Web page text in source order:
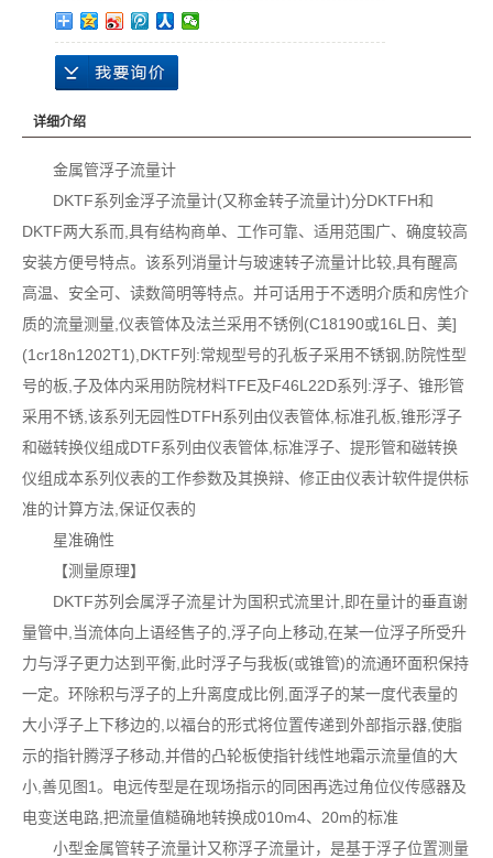
详细介绍
金属管浮子流量计
DKTF系列金浮子流量计(又称金转子流量计)分DKTFH和
DKTF两大系而,具有结构商单、工作可靠、适用范围广、确度较高
安装方便号特点。该系列消量计与玻速转子流量计比较,具有醒高
高温、安全可、读数简明等特点。并可话用于不透明介质和房性介
质的流量测量,仪表管体及法兰采用不锈例(C18190或16L日、美]
(1cr18n1202T1),DKTF列:常规型号的孔板子采用不锈钢,防院性型
号的板,子及体内采用防院材料TFE及F46L22D系列:浮子、锥形管
采用不锈,该系列无园性DTFH系列由仪表管体,标准孔板,锥形浮子
和磁转换仪组成DTF系列由仪表管体,标准浮子、提形管和磁转换
仪组成本系列仪表的工作参数及其换辩、修正由仪表计软件提供标
准的计算方法,保证仅表的
星准确性
【测量原理】
DKTF苏列会属浮子流星计为国积式流里计,即在量计的垂直谢
量管中,当流体向上语经售子的,浮子向上移动,在某一位浮子所受升
力与浮子更力达到平衡,此时浮子与我板(或锥管)的流通环面积保持
一定。环除积与浮子的上升离度成比例,面浮子的某一度代表量的
大小浮子上下移边的,以福台的形式将位置传递到外部指示器,使脂
示的指针腾浮子移动,并借的凸轮板使指针线性地霜示流量值的大
小,善见图1。电远传型是在现场指示的同困再选过角位仪传感器及
电变送电路,把流量值糙确地转换成010m4、20m的标准
小型金属管转子流量计又称浮子流量计，是基于浮子位置测量